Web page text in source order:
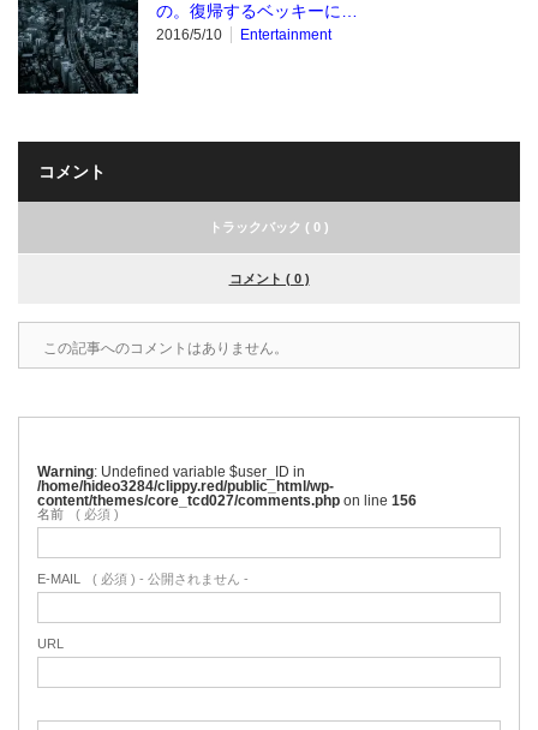
の。復帰するベッキーに…
2016/5/10 Entertainment
コメント
トラックバック ( 0 )
コメント ( 0 )
この記事へのコメントはありません。
Warning : Undefined variable $user_ID in
/home/hideo3284/clippy.red/public_html/wp-
content/themes/core_tcd027/comments.php on line 156
名前 ( 必須 )
E-MAIL ( 必須 ) - 公開されません -
URL